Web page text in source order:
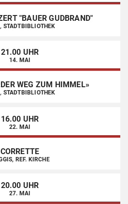
"BAUER GUDBRAND"
STADTBIBLIOTHEK
21.00 UHR
14. MAI
WEG ZUM HIMMEL»
STADTBIBLIOTHEK
16.00 UHR
22. MAI
CORRETTE
REF. KIRCHE
20.00 UHR
27. MAI